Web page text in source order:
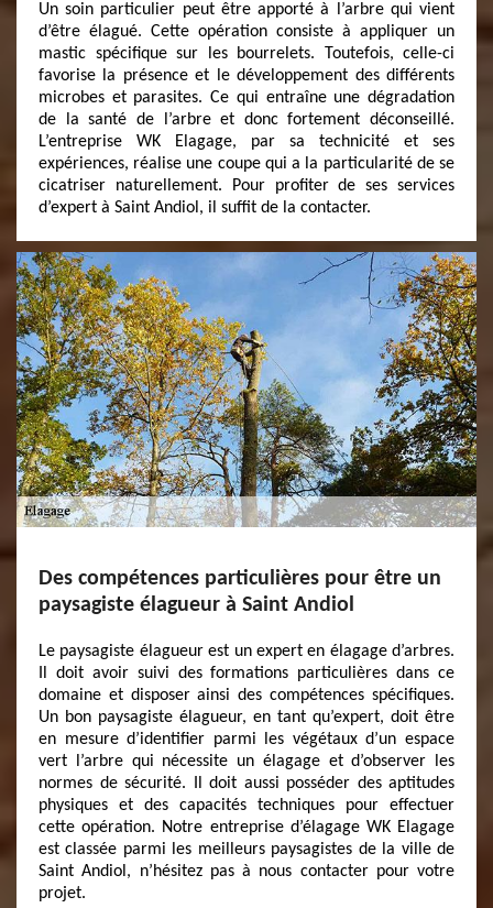
Un soin particulier peut être apporté à l’arbre qui vient
d’être élagué. Cette opération consiste à appliquer un
mastic spécifique sur les bourrelets. Toutefois, celle-ci
favorise la présence et le développement des différents
microbes et parasites. Ce qui entraîne une dégradation
de la santé de l’arbre et donc fortement déconseillé.
L’entreprise WK Elagage, par sa technicité et ses
expériences, réalise une coupe qui a la particularité de se
cicatriser naturellement. Pour profiter de ses services
d’expert à Saint Andiol, il suffit de la contacter.
Des compétences particulières pour être un
paysagiste élagueur à Saint Andiol
Le paysagiste élagueur est un expert en élagage d’arbres.
Il doit avoir suivi des formations particulières dans ce
domaine et disposer ainsi des compétences spécifiques.
Un bon paysagiste élagueur, en tant qu’expert, doit être
en mesure d’identifier parmi les végétaux d’un espace
vert l’arbre qui nécessite un élagage et d’observer les
normes de sécurité. Il doit aussi posséder des aptitudes
physiques et des capacités techniques pour effectuer
cette opération. Notre entreprise d’élagage WK Elagage
est classée parmi les meilleurs paysagistes de la ville de
Saint Andiol, n’hésitez pas à nous contacter pour votre
projet.